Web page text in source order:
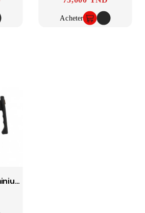
Acheter
Cafetière En Aluminium 6 Tasses Magefesa